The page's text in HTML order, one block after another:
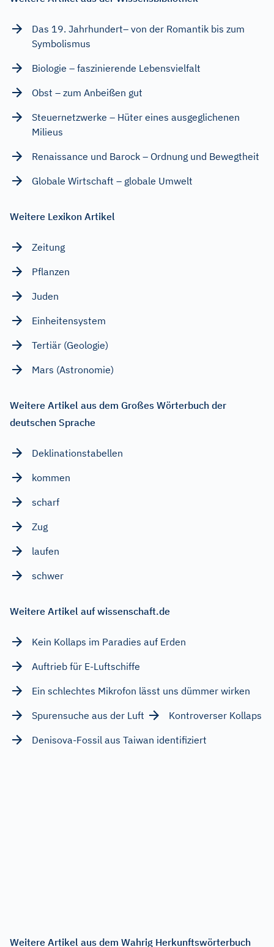
Das 19. Jahrhundert– von der Romantik bis zum
Symbolismus
Biologie – faszinierende Lebensvielfalt
Obst – zum Anbeißen gut
Steuernetzwerke – Hüter eines ausgeglichenen
Milieus
Renaissance und Barock – Ordnung und Bewegtheit
Globale Wirtschaft – globale Umwelt
Weitere Lexikon Artikel
Zeitung
Pflanzen
Juden
Einheitensystem
Tertiär (Geologie)
Mars (Astronomie)
Weitere Artikel aus dem Großes Wörterbuch der
deutschen Sprache
Deklinationstabellen
kommen
scharf
Zug
laufen
schwer
Weitere Artikel auf wissenschaft.de
Kein Kollaps im Paradies auf Erden
Auftrieb für E-Luftschiffe
Ein schlechtes Mikrofon lässt uns dümmer wirken
Spurensuche aus der Luft
Kontroverser Kollaps
Denisova-Fossil aus Taiwan identifiziert
Weitere Artikel aus dem Wahrig Herkunftswörterbuch